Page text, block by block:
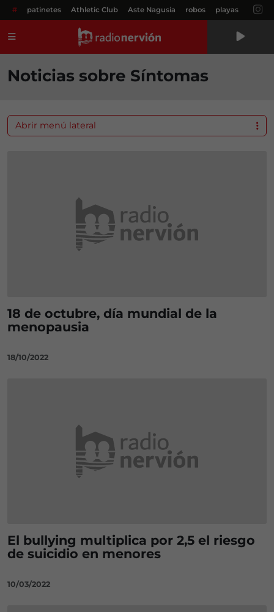
# patinetes Athletic Club Aste Nagusia robos playas
Noticias sobre Síntomas
18 de octubre, día mundial de la
menopausia
18/10/2022
El bullying multiplica por 2,5 el riesgo
de suicidio en menores
10/03/2022
Abrir menú lateral